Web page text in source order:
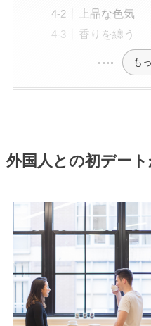
上品な色気
香りを纏う
も
外国人との初デー